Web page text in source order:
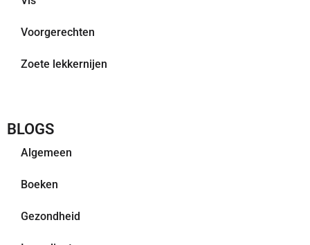
Voorgerechten
Zoete lekkernijen
BLOGS
Algemeen
Boeken
Gezondheid